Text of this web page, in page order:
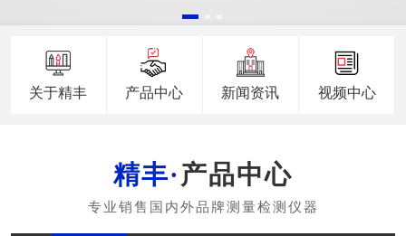
关于精丰 产品中心 新闻资讯 视频中心
产品中心